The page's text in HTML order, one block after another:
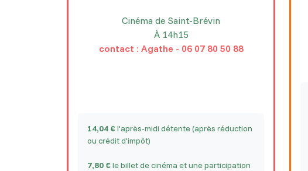
Cinéma de Saint-Brévin
À 14h15
contact : Agathe - 06 07 80 50 88
14,04 €l’après-midi détente (après réduction
ou crédit d’impôt)
7,80 €le billet de cinéma et une participation